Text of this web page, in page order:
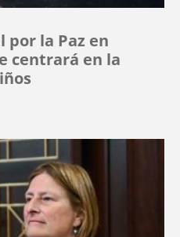
por la Paz en
centrará en la